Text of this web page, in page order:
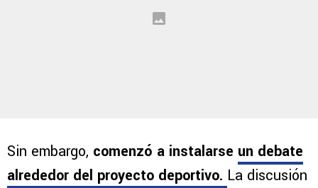
Sin embargo, comenzó a instalarse un debate
alrededor del proyecto deportivo. La discusión